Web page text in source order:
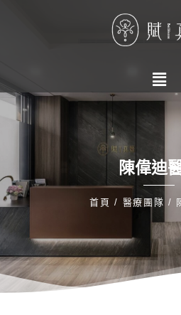
陳偉迪
首頁 / 醫療團隊 /